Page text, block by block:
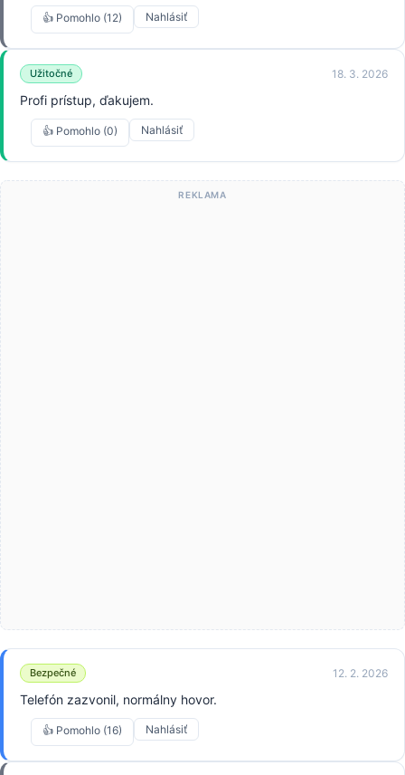
👍 Pomohlo (12) Nahlásiť
Užitočné 18. 3. 2026
Profi prístup, ďakujem.
👍 Pomohlo (0) Nahlásiť
REKLAMA
Bezpečné 12. 2. 2026
Telefón zazvonil, normálny hovor.
👍 Pomohlo (16) Nahlásiť